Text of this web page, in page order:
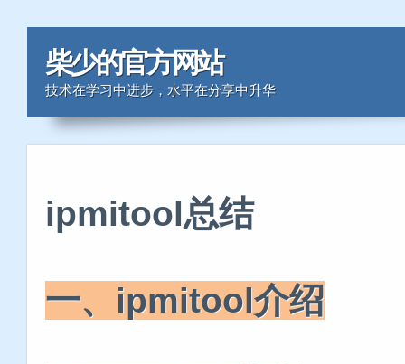
柴少的官方网站
技术在学习中进步，水平在分享中升华
ipmitool总结
一、ipmitool介绍